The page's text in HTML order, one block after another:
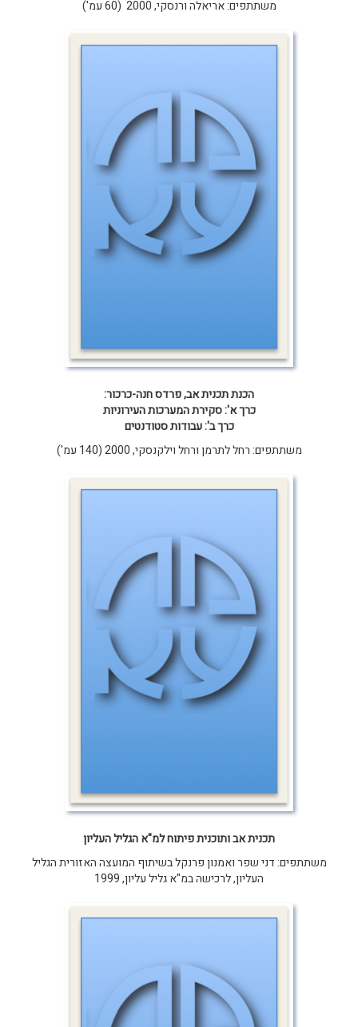
משתתפים: אריאלה ורנסקי, 2000 (60 עמ')
הכנת תכנית אב, פרדס חנה-כרכור:
כרך א': סקירת המערכות העירוניות
כרך ב': עבודות סטודנטים
משתתפים: רחל לתרמן ורחל וילקנסקי, 2000 (140 עמ')
תכנית אב ותוכנית פיתוח למ"א הגליל העליון
משתתפים: דני שפר ואמנון פרנקל בשיתוף המועצה האזורית הגליל
העליון, לרכישה במ"א גליל עליון, 1999